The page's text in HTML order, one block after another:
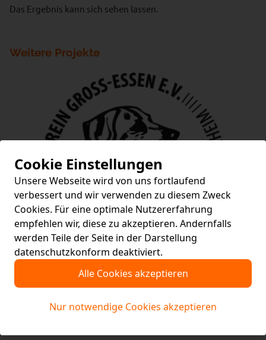
Das Ergebnis kann sich sehen lassen.
Weitere Projekte
Cookie Einstellungen
Unsere Webseite wird von uns fortlaufend
verbessert und wir verwenden zu diesem Zweck
Cookies. Für eine optimale Nutzererfahrung
empfehlen wir, diese zu akzeptieren. Andernfalls
werden Teile der Seite in der Darstellung
datenschutzkonform deaktiviert.
Alle Cookies akzeptieren
Nur notwendige Cookies akzeptieren